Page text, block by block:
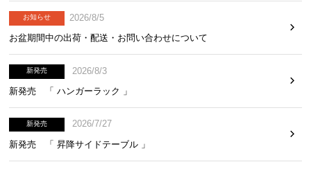
可動間隔
お知らせ
2026/8/5
お盆期間中の出荷・配送・お問い合わせについて
新発売
2026/8/3
新発売 「 ハンガーラック 」
新発売
2026/7/27
新発売 「 昇降サイドテーブル 」